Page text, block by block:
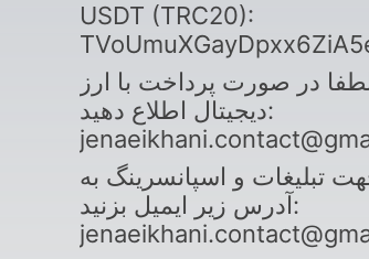
USDT (TRC20):
در صورت پرداخت با ارز
دیجیتال اطلاع دهید:
تبلیغات و اسپانسرینگ به
آدرس زیر ایمیل بزنید: